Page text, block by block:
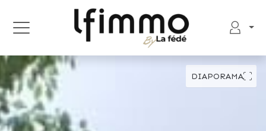
DIAPORAMA